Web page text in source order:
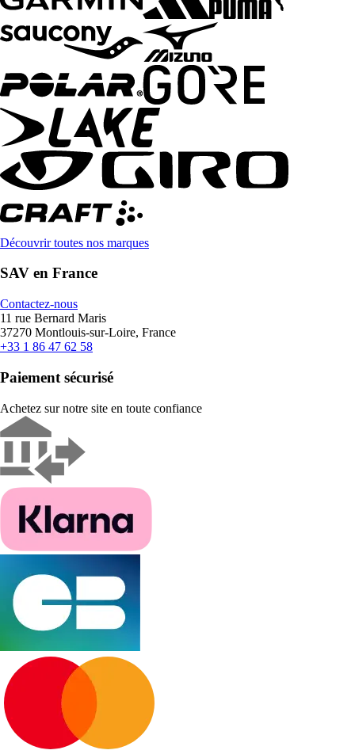
Découvrir toutes nos marques
SAV en France
Contactez-nous
11 rue Bernard Maris
37270 Montlouis-sur-Loire, France
+33 1 86 47 62 58
Paiement sécurisé
Achetez sur notre site en toute confiance